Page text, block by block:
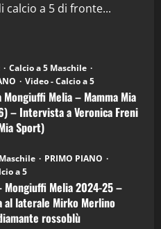
calcio a 5 di fronte...
Calcio a 5 Maschile
Video - Calcio a 5
Mongiuffi Melia – Mamma Mia
– Intervista a Veronica Freni
Sport)
PRIMO PIANO
a 5
Mongiuffi Melia 2024-25 –
laterale Mirko Merlino
rossoblù
in Podcast
in Podcast: 28^ Puntata
Aprile 2026)
in Podcast: 27^ Puntata
Aprile 2026)